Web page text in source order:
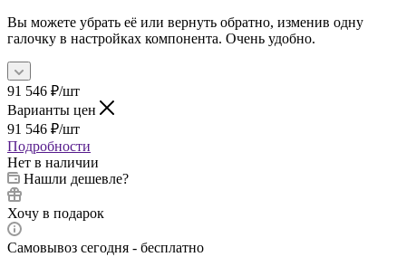
Вы можете убрать её или вернуть обратно, изменив одну
галочку в настройках компонента. Очень удобно.
91 546 ₽/шт
Варианты цен
91 546 ₽/шт
Подробности
Нет в наличии
Нашли дешевле?
Хочу в подарок
Самовывоз сегодня - бесплатно